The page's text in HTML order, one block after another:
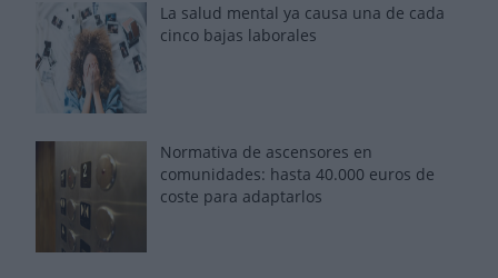
La salud mental ya causa una de cada
cinco bajas laborales
Normativa de ascensores en
comunidades: hasta 40.000 euros de
coste para adaptarlos